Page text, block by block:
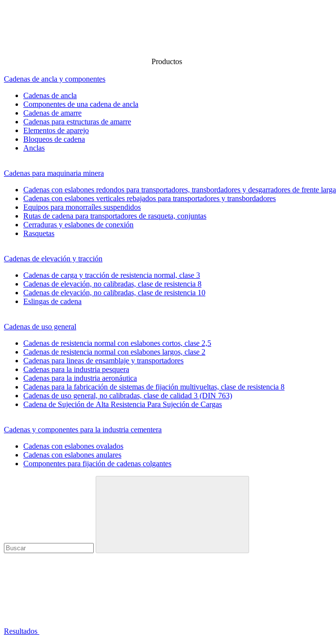
Productos
Cadenas de ancla y componentes
Cadenas de ancla
Componentes de una cadena de ancla
Cadenas de amarre
Cadenas para estructuras de amarre
Elementos de aparejo
Bloqueos de cadena
Anclas
Cadenas para maquinaria minera
Cadenas con eslabones redondos para transportadores, transbordadores y desgarradores de frente larga
Cadenas con eslabones verticales rebajados para transportadores y transbordadores
Equipos para monorraíles suspendidos
Rutas de cadena para transportadores de rasqueta, conjuntas
Cerraduras y eslabones de conexión
Rasquetas
Cadenas de elevación y tracción
Cadenas de carga y tracción de resistencia normal, clase 3
Cadenas de elevación, no calibradas, clase de resistencia 8
Cadenas de elevación, no calibradas, clase de resistencia 10
Eslingas de cadena
Cadenas de uso general
Cadenas de resistencia normal con eslabones cortos, clase 2,5
Cadenas de resistencia normal con eslabones largos, clase 2
Cadenas para lineas de ensamblaje y transportadores
Cadenas para la industria pesquera
Cadenas para la industria aeronáutica
Cadenas para la fabricación de sistemas de fijación multivueltas, clase de resistencia 8
Cadenas de uso general, no calibradas, clase de calidad 3 (DIN 763)
Cadena de Sujeción de Alta Resistencia Para Sujeción de Cargas
Cadenas y componentes para la industria cementera
Cadenas con eslabones ovalados
Cadenas con eslabones anulares
Componentes para fijación de cadenas colgantes
Resultados